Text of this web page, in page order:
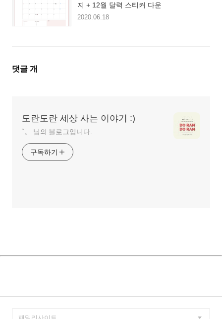
지 + 12월 달력 스티커 다운
2020.06.18
댓
댓글 개
도란도란 세상 사는 이야기 :)
˚。 님의 블로그입니다.
구독하기